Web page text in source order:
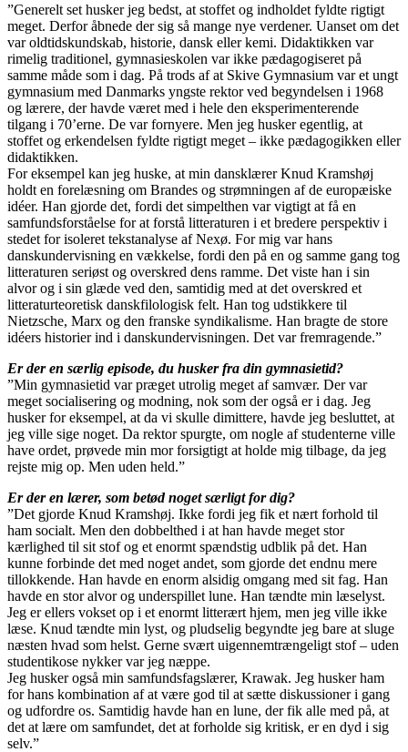
”Generelt set husker jeg bedst, at stoffet og indholdet fyldte rigtigt
meget. Derfor åbnede der sig så mange nye verdener. Uanset om det
var oldtidskundskab, historie, dansk eller kemi. Didaktikken var
rimelig traditionel, gymnasieskolen var ikke pædagogiseret på
samme måde som i dag. På trods af at Skive Gymnasium var et ungt
gymnasium med Danmarks yngste rektor ved begyndelsen i 1968
og lærere, der havde været med i hele den eksperimenterende
tilgang i 70’erne. De var fornyere. Men jeg husker egentlig, at
stoffet og erkendelsen fyldte rigtigt meget – ikke pædagogikken eller
didaktikken.
For eksempel kan jeg huske, at min dansklærer Knud Kramshøj
holdt en forelæsning om Brandes og strømningen af de europæiske
idéer. Han gjorde det, fordi det simpelthen var vigtigt at få en
samfundsforståelse for at forstå litteraturen i et bredere perspektiv i
stedet for isoleret tekstanalyse af Nexø. For mig var hans
danskundervisning en vækkelse, fordi den på en og samme gang tog
litteraturen seriøst og overskred dens ramme. Det viste han i sin
alvor og i sin glæde ved den, samtidig med at det overskred et
litteraturteoretisk danskfilologisk felt. Han tog udstikkere til
Nietzsche, Marx og den franske syndikalisme. Han bragte de store
idéers historier ind i danskundervisningen. Det var fremragende.”
Er der en særlig episode, du husker fra din gymnasietid?
”Min gymnasietid var præget utrolig meget af samvær. Der var
meget socialisering og modning, nok som der også er i dag. Jeg
husker for eksempel, at da vi skulle dimittere, havde jeg besluttet, at
jeg ville sige noget. Da rektor spurgte, om nogle af studenterne ville
have ordet, prøvede min mor forsigtigt at holde mig tilbage, da jeg
rejste mig op. Men uden held.”
Er der en lærer, som betød noget særligt for dig?
”Det gjorde Knud Kramshøj. Ikke fordi jeg fik et nært forhold til
ham socialt. Men den dobbelthed i at han havde meget stor
kærlighed til sit stof og et enormt spændstig udblik på det. Han
kunne forbinde det med noget andet, som gjorde det endnu mere
tillokkende. Han havde en enorm alsidig omgang med sit fag. Han
havde en stor alvor og underspillet lune. Han tændte min læselyst.
Jeg er ellers vokset op i et enormt litterært hjem, men jeg ville ikke
læse. Knud tændte min lyst, og pludselig begyndte jeg bare at sluge
næsten hvad som helst. Gerne svært uigennemtrængeligt stof – uden
studentikose nykker var jeg næppe.
Jeg husker også min samfundsfagslærer, Krawak. Jeg husker ham
for hans kombination af at være god til at sætte diskussioner i gang
og udfordre os. Samtidig havde han en lune, der fik alle med på, at
det at lære om samfundet, det at forholde sig kritisk, er en dyd i sig
selv.”